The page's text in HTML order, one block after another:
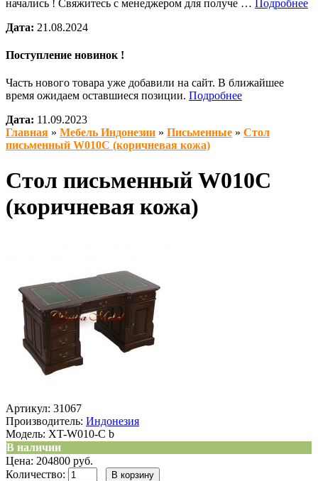
начались ! Свяжитесь с менеджером для получе …
Подробнее
Дата: 21.08.2024
Поступление новинок !
Часть нового товара уже добавили на сайт. В ближайшее
время ожидаем оставшиеся позиции. Подробнее
Дата: 11.09.2023
Главная » Мебель Индонезии » Письменные » Стол
письменный W010C (коричневая кожа)
Стол письменный W010C
(коричневая кожа)
Артикул: 31067
Производитель: Индонезия
Модель: XT-W010-C b
В наличии
Цена: 204800 руб.
Количество: